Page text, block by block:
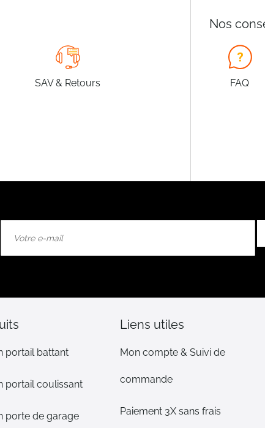
SAV & Retours
Nos
FAQ
notre
:
portail battant
portail coulissant
porte de garage
Liens utiles
Mon compte & Suivi de
commande
Paiement 3X sans frais